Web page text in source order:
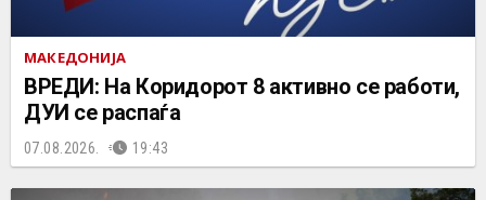
МАКЕДОНИЈА
ВРЕДИ: На Коридорот 8 активно се работи,
ДУИ се распаѓа
07.08.2026. 19:43